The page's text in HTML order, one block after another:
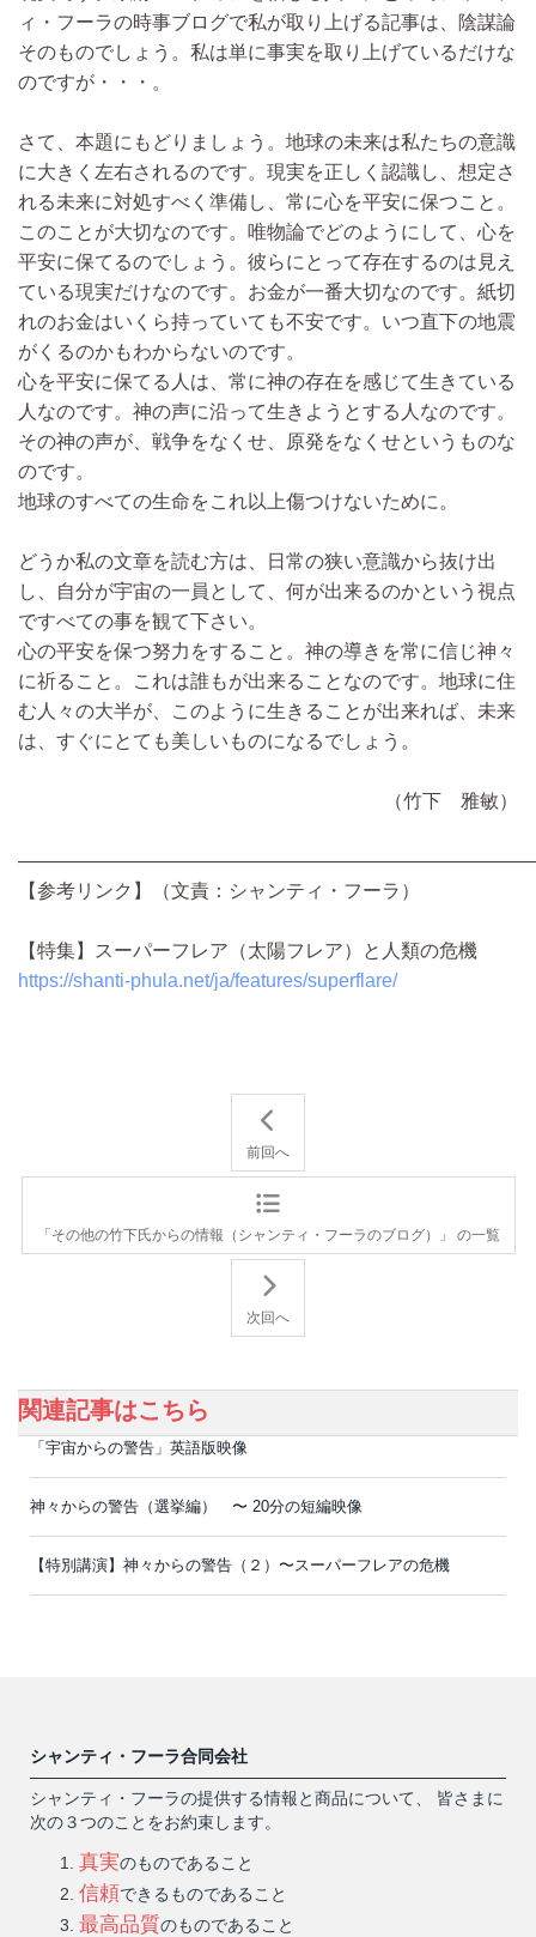
ィ・フーラの時事ブログで私が取り上げる記事は、陰謀論
そのものでしょう。私は単に事実を取り上げているだけな
のですが・・・。
さて、本題にもどりましょう。地球の未来は私たちの意識
に大きく左右されるのです。現実を正しく認識し、想定さ
れる未来に対処すべく準備し、常に心を平安に保つこと。
このことが大切なのです。唯物論でどのようにして、心を
平安に保てるのでしょう。彼らにとって存在するのは見え
ている現実だけなのです。お金が一番大切なのです。紙切
れのお金はいくら持っていても不安です。いつ直下の地震
がくるのかもわからないのです。
心を平安に保てる人は、常に神の存在を感じて生きている
人なのです。神の声に沿って生きようとする人なのです。
その神の声が、戦争をなくせ、原発をなくせというものな
のです。
地球のすべての生命をこれ以上傷つけないために。
どうか私の文章を読む方は、日常の狭い意識から抜け出
し、自分が宇宙の一員として、何が出来るのかという視点
ですべての事を観て下さい。
心の平安を保つ努力をすること。神の導きを常に信じ神々
に祈ること。これは誰もが出来ることなのです。地球に住
む人々の大半が、このように生きることが出来れば、未来
は、すぐにとても美しいものになるでしょう。
（竹下 雅敏）
【参考リンク】（文責：シャンティ・フーラ）
【特集】スーパーフレア（太陽フレア）と人類の危機
https://shanti-phula.net/ja/features/superflare/
前回へ
「その他の竹下氏からの情報（シャンティ・フーラのブログ）」 の一覧
次回へ
関連記事はこちら
「宇宙からの警告」英語版映像
神々からの警告（選挙編） 〜 20分の短編映像
【特別講演】神々からの警告（２）〜スーパーフレアの危機
シャンティ・フーラ合同会社
シャンティ・フーラの提供する情報と商品について、 皆さまに
次の３つのことをお約束します。
真実のものであること
信頼できるものであること
最高品質のものであること